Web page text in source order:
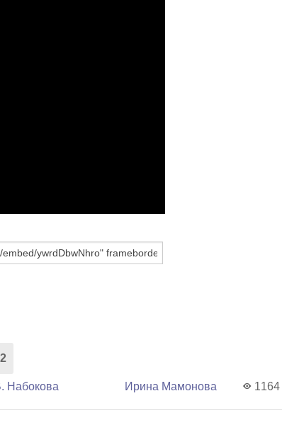
Набокова Ирина Мамонова 1164